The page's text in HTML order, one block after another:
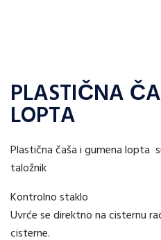
PLASTIČNA
LOPTA
Plastična čaša i gumena lopta
taložnik
Kontrolno staklo
Uvrće se direktno na cisternu
cisterne.